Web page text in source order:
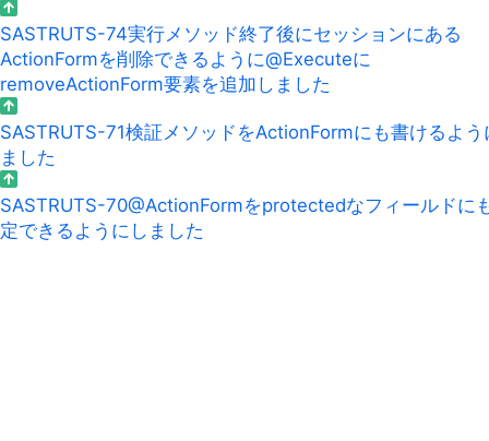
SASTRUTS-74実行メソッド終了後にセッションにある
ActionFormを削除できるように@Executeに
removeActionForm要素を追加しました
SASTRUTS-71検証メソッドをActionFormにも書けるよう
ました
SASTRUTS-70@ActionFormをprotectedなフィールドに
定できるようにしました